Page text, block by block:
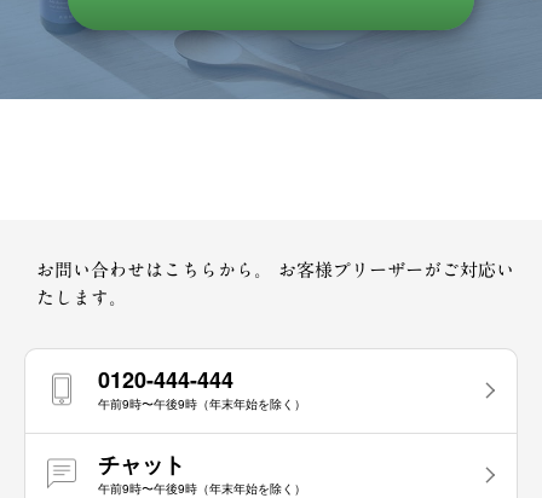
お問い合わせはこちらから。
お客様プリーザーがご対応い
たします。
0120-444-444
午前9時〜午後9時（年末年始を除く）
チャット
午前9時〜午後9時（年末年始を除く）